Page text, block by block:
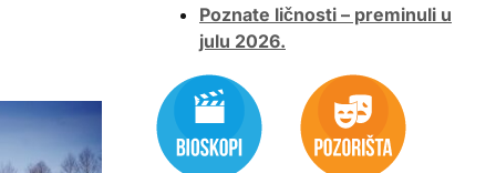
Poznate ličnosti – preminuli u
julu 2026.